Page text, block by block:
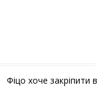
Фіцо хоче закріпити в